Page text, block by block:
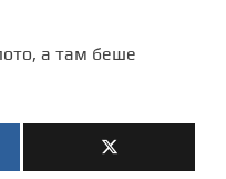
а там беше